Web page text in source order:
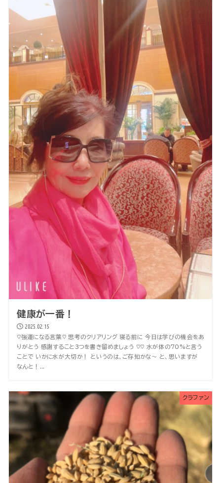
健康が一番！
2025.02.15
♡強運になる言葉♡ 思考のクリアリング 寝る前に 今日は学びの機会をあ
りがとう 感謝すること3つを書き留めましょう ♡♡ 水が体の70%と言う
ことで いかに水が大切か！ というのは、ご存知かな〜 と、思いますが
なんと！...
クラファン